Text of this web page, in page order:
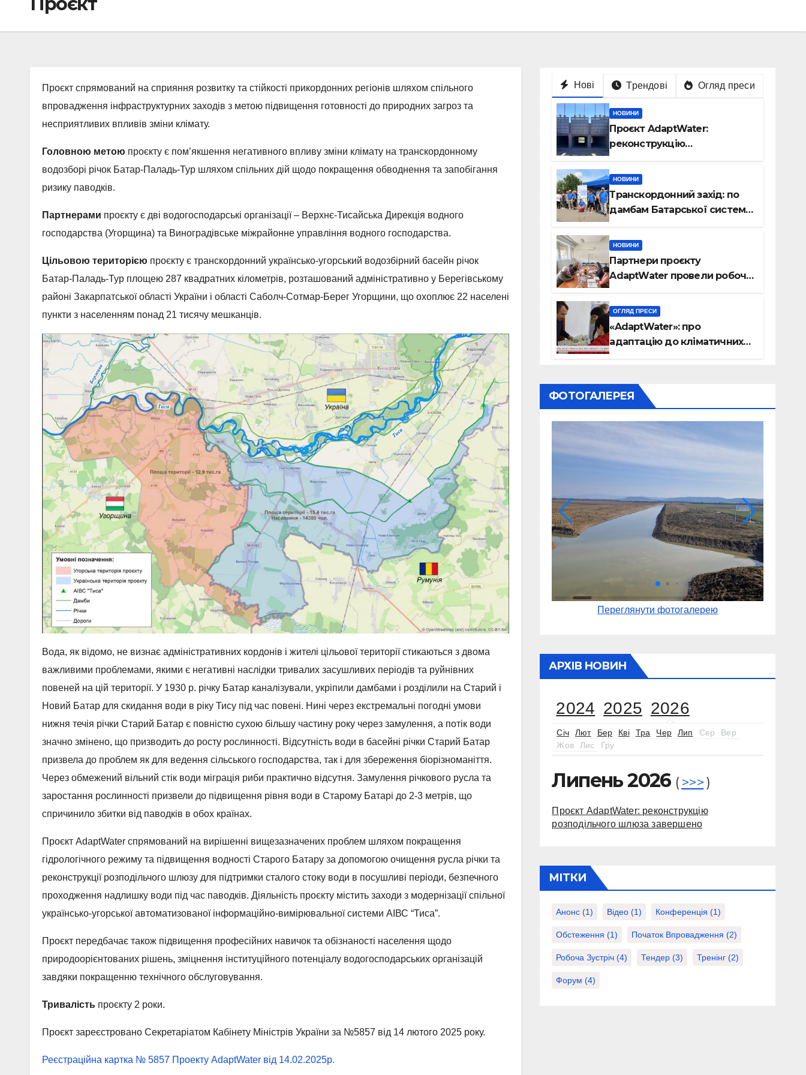
Проєкт спрямований на сприяння розвитку та стійкості прикордонних регіонів шляхом спільного
впровадження інфраструктурних заходів з метою підвищення готовності до природних загроз та
несприятливих впливів зміни клімату.
Головною метою проєкту є пом’якшення негативного впливу зміни клімату на транскордонному
водозборі річок Батар-Паладь-Тур шляхом спільних дій щодо покращення обводнення та запобігання
ризику паводків.
Партнерами проєкту є дві водогосподарські організації – Верхнє-Тисайська Дирекція водного
господарства (Угорщина) та Виноградівське міжрайонне управління водного господарства.
Цільовою територією проєкту є транскордонний українсько-угорський водозбірний басейн річок
Батар-Паладь-Тур площею 287 квадратних кілометрів, розташований адміністративно у Берегівському
районі Закарпатської області України і області Саболч-Сотмар-Берег Угорщини, що охоплює 22 населені
пункти з населенням понад 21 тисячу мешканців.
Вода, як відомо, не визнає адміністративних кордонів і жителі цільової території стикаються з двома
важливими проблемами, якими є негативні наслідки тривалих засушливих періодів та руйнівних
повеней на цій території. У 1930 р. річку Батар каналізували, укріпили дамбами і розділили на Старий і
Новий Батар для скидання води в ріку Тису під час повені. Нині через екстремальні погодні умови
нижня течія річки Старий Батар є повністю сухою більшу частину року через замулення, а потік води
значно змінено, що призводить до росту рослинності. Відсутність води в басейні річки Старий Батар
призвела до проблем як для ведення сільського господарства, так і для збереження біорізноманіття.
Через обмежений вільний стік води міграція риби практично відсутня. Замулення річкового русла та
заростання рослинності призвели до підвищення рівня води в Старому Батарі до 2-3 метрів, що
спричинило збитки від паводків в обох країнах.
Проєкт AdaptWater спрямований на вирішенні вищезазначених проблем шляхом покращення
гідрологічного режиму та підвищення водності Старого Батару за допомогою очищення русла річки та
реконструкції розподільчого шлюзу для підтримки сталого стоку води в посушливі періоди, безпечного
проходження надлишку води під час паводків. Діяльність проєкту містить заходи з модернізації спільної
українсько-угорської автоматизованої інформаційно-вимірювальної системи АІВС “Тиса”.
Проєкт передбачає також підвищення професійних навичок та обізнаності населення щодо
природоорієнтованих рішень, зміцнення інституційного потенціалу водогосподарських організацій
завдяки покращенню технічного обслуговування.
Тривалість проєкту 2 роки.
Проєкт зареєстровано Секретаріатом Кабінету Міністрів України за №5857 від 14 лютого 2025 року.
Реєстраційна картка № 5857 Проекту AdaptWater від 14.02.2025р.
Нові Трендові Огляд преси
НОВИНИ
Проєкт AdaptWater:
реконструкцію
завершено
НОВИНИ
Транскордонний захід: по
дамбам Батарської системи
НОВИНИ
Партнери проєкту
AdaptWater провели робочу
ОГЛЯД ПРЕСИ
«AdaptWater»: про
адаптацію до кліматичних
ФОТОГАЛЕРЕЯ
Переглянути фотогалерею
АРХІВ НОВИН
2024 2025 2026
Січ Лют Бер Кві Тра Чер Лип Сер
Вер
Жов
Лис Гру
Липень 2026 ( >>>)
Проєкт AdaptWater: реконструкцію
розподільчого шлюза завершено
МІТКИ
Анонс (1) Відео (1) Конференція (1)
Обстеження (1) Початок Впровадження (2)
Робоча Зустріч (4) Тендер (3) Тренінг (2)
Форум (4)